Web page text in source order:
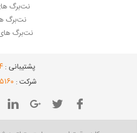
نت‌برگ
نت‌برگ
نت‌برگ
پشتیبانی :
شرکت :